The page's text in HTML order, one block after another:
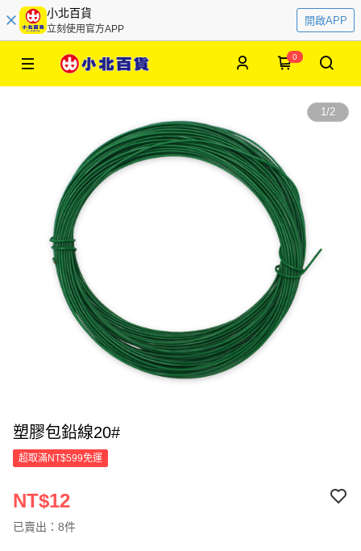
小北百貨
立刻使用官方APP
開啟APP
0
1/2
塑膠包鉛線20#
超取滿NT$599免運
NT$12
已賣出：8件